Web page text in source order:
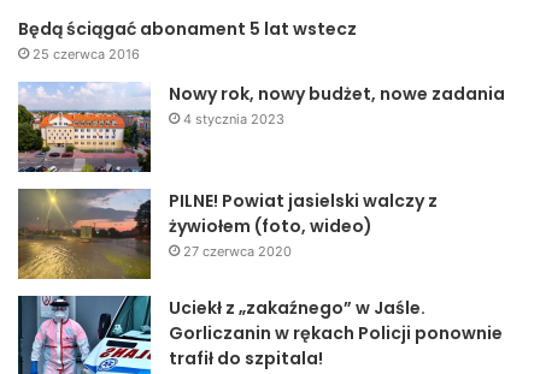
Kościół p.w. Miłosierdzia Bożego (ul. Rafineryjna)
Będą ściągać abonament 5 lat wstecz
25 czerwca 2016
Nowy rok, nowy budżet, nowe zadania
4 stycznia 2023
PILNE! Powiat jasielski walczy z
żywiołem (foto, wideo)
27 czerwca 2020
Uciekł z „zakaźnego” w Jaśle.
Gorliczanin w rękach Policji ponownie
trafił do szpitala!